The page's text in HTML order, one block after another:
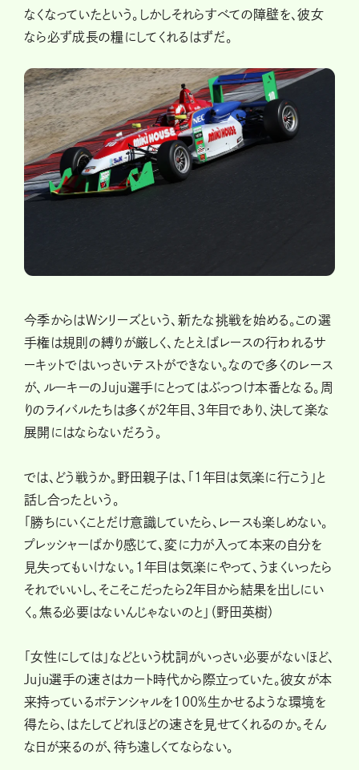
なくなっていたという。しかしそれらすべての障壁を、彼女
なら必ず成長の糧にしてくれるはずだ。
今季からはWシリーズという、新たな挑戦を始める。この選
手権は規則の縛りが厳しく、たとえばレースの行われるサ
ーキットではいっさいテストができない。なので多くのレース
が、ルーキーのJuju選手にとってはぶっつけ本番となる。周
りのライバルたちは多くが2年目、3年目であり、決して楽な
展開にはならないだろう。
では、どう戦うか。野田親子は、「1年目は気楽に行こう」と
話し合ったという。
「勝ちにいくことだけ意識していたら、レースも楽しめない。
プレッシャーばかり感じて、変に力が入って本来の自分を
見失ってもいけない。1年目は気楽にやって、うまくいったら
それでいいし、そこそこだったら2年目から結果を出しにい
く。焦る必要はないんじゃないのと」（野田英樹）
「女性にしては」などという枕詞がいっさい必要がないほど、
Juju選手の速さはカート時代から際立っていた。彼女が本
来持っているポテンシャルを100%生かせるような環境を
得たら、はたしてどれほどの速さを見せてくれるのか。そん
な日が来るのが、待ち遠しくてならない。